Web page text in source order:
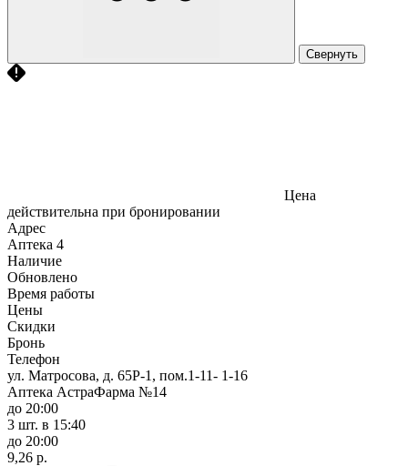
Свернуть
Цена
действительна при бронировании
Адрес
Аптека 4
Наличие
Обновлено
Время работы
Цены
Скидки
Бронь
Телефон
ул. Матросова, д. 65Р-1, пом.1-11- 1-16
Аптека АстраФарма №14
до 20:00
3 шт. в 15:40
до 20:00
9,26 р.